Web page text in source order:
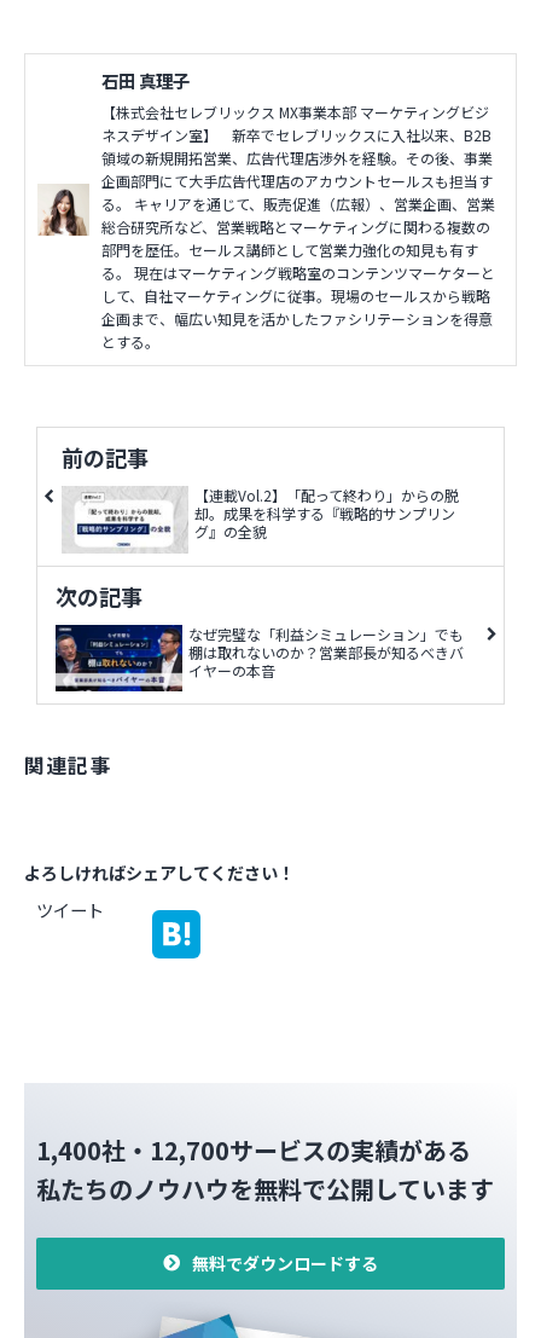
石田 真理子
【株式会社セレブリックス MX事業本部 マーケティングビジ
ネスデザイン室】 新卒でセレブリックスに入社以来、B2B
領域の新規開拓営業、広告代理店渉外を経験。その後、事業
企画部門にて大手広告代理店のアカウントセールスも担当す
る。 キャリアを通じて、販売促進（広報）、営業企画、営業
総合研究所など、営業戦略とマーケティングに関わる複数の
部門を歴任。セールス講師として営業力強化の知見も有す
る。 現在はマーケティング戦略室のコンテンツマーケターと
して、自社マーケティングに従事。現場のセールスから戦略
企画まで、幅広い知見を活かしたファシリテーションを得意
とする。
前の記事
【連載Vol.2】「配って終わり」からの脱
却。成果を科学する『戦略的サンプリン
グ』の全貌
次の記事
なぜ完璧な「利益シミュレーション」でも
棚は取れないのか？営業部長が知るべきバ
イヤーの本音
関連記事
よろしければシェアしてください！
ツイート
1,400社・12,700サービスの実績がある
私たちのノウハウを無料で公開しています
無料でダウンロードする